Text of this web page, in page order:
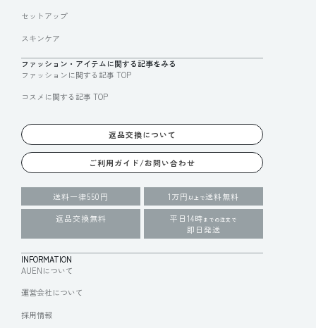
セットアップ
スキンケア
ファッション・アイテムに関する記事をみる
ファッションに関する記事 TOP
コスメに関する記事 TOP
返品交換について
ご利用ガイド/お問い合わせ
送料一律550円 1万円 以上で送料無料
返品交換無料
平日14時 までの注文で
即日発送
INFORMATION
AUENについて
運営会社について
採用情報